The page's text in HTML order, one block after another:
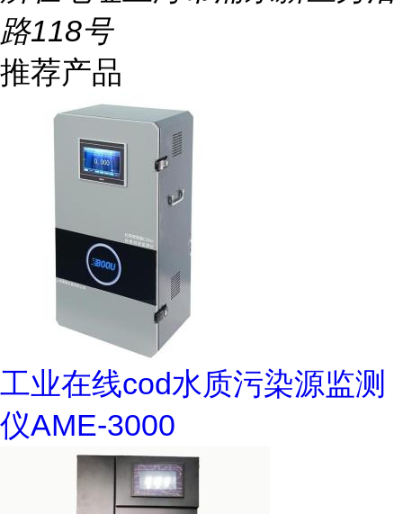
路118号
推荐产品
工业在线cod水质污染源监测
仪AME-3000